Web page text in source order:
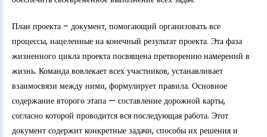
План проекта – документ, помогающий организовать все
процессы, нацеленные на конечный результат проекта. Эта фаза
жизненного цикла проекта посвящена претворению намерений в
жизнь. Команда вовлекает всех участников, устанавливает
взаимосвязи между ними, формулирует правила. Основное
содержание второго этапа — составление дорожной карты,
согласно которой проводится вся последующая работа. Этот
документ содержит конкретные задачи, способы их решения и